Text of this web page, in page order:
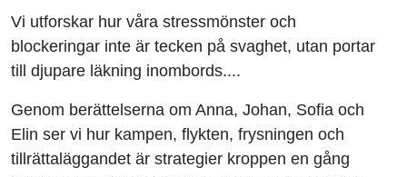
Vi utforskar hur våra stressmönster och
blockeringar inte är tecken på svaghet, utan portar
till djupare läkning inombords....
Genom berättelserna om Anna, Johan, Sofia och
Elin ser vi hur kampen, flykten, frysningen och
tillrättaläggandet är strategier kroppen en gång